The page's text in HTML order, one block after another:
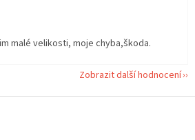
obchodu je 5 z 5 hvězdiček.
malé velikosti, moje chyba,škoda.
Zobrazit další hodnocení